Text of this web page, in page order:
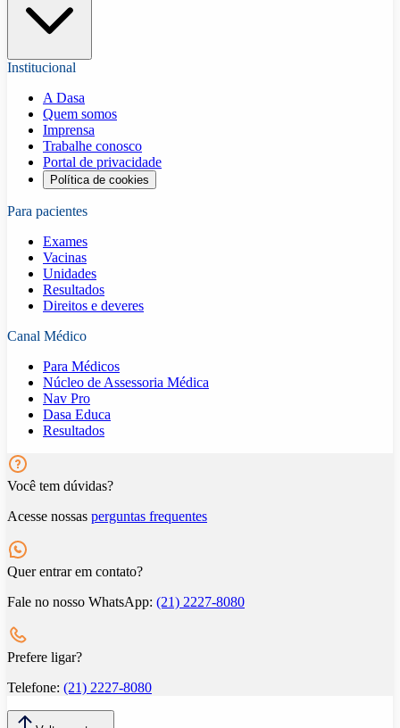
Institucional
A Dasa
Quem somos
Imprensa
Trabalhe conosco
Portal de privacidade
Política de cookies
Para pacientes
Exames
Vacinas
Unidades
Resultados
Direitos e deveres
Canal Médico
Para Médicos
Núcleo de Assessoria Médica
Nav Pro
Dasa Educa
Resultados
Você tem dúvidas?
Acesse nossas perguntas frequentes
Quer entrar em contato?
Fale no nosso WhatsApp: (21) 2227-8080
Prefere ligar?
Telefone: (21) 2227-8080